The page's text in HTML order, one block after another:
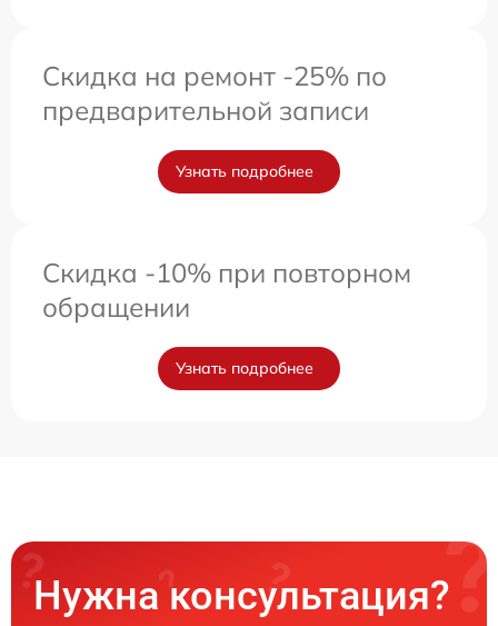
Скидка на ремонт -25% по
предварительной записи
Узнать подробнее
Скидка -10% при повторном
обращении
Узнать подробнее
Нужна консультация?